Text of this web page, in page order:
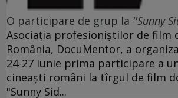
O participare de grup la ''Sunny
Asociaţia profesioniştilor de film
România, DocuMentor, a
24-27 iunie prima participare a
cineaşti români la tîrgul de film
"Sunny Sid...